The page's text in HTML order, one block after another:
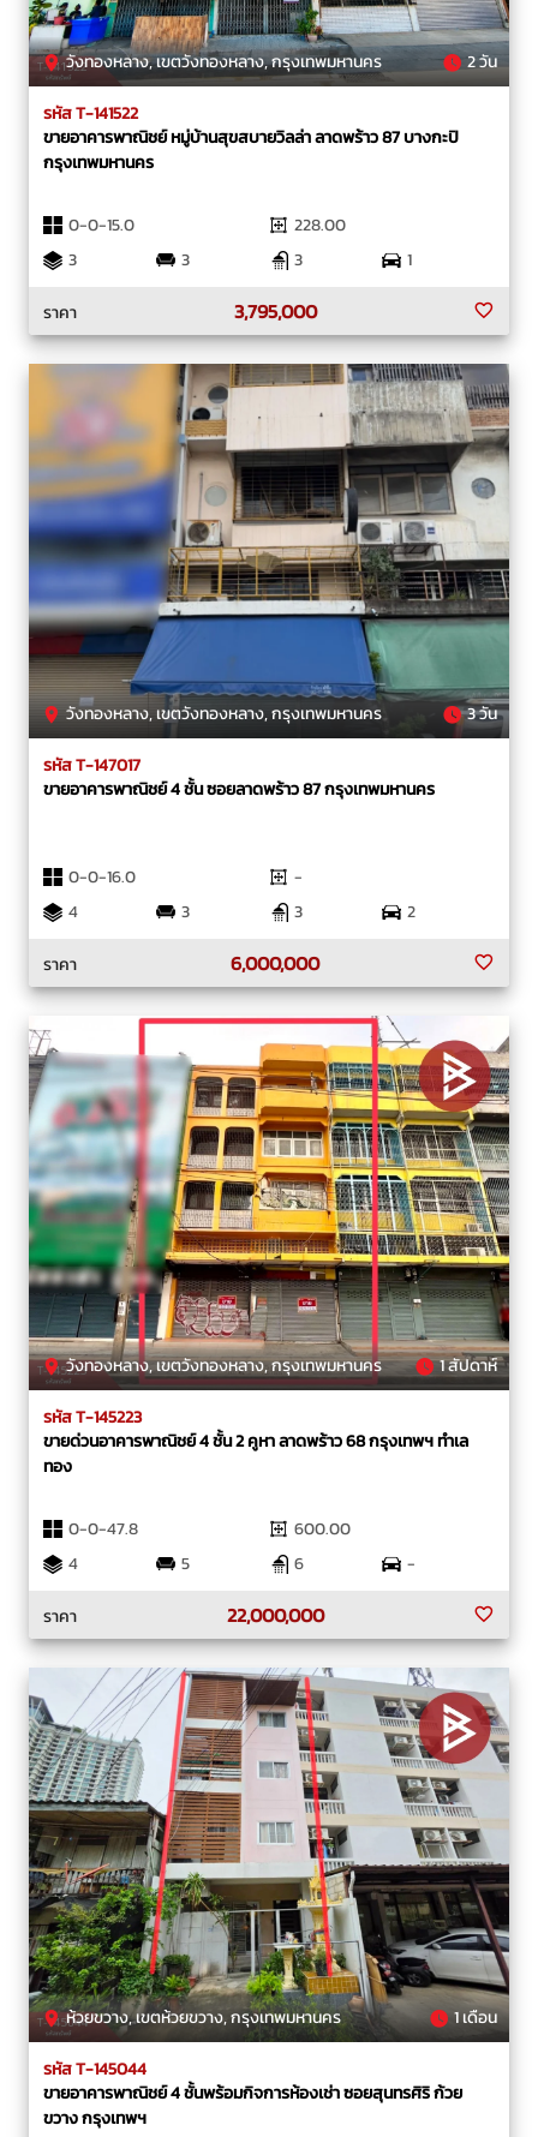
วังทองหลาง, เขตวังทองหลาง, กรุงเทพมหานคร 2 วัน
รหัส T-141522
ขายอาคารพาณิชย์ หมู่บ้านสุขสบายวิลล่า ลาดพร้าว 87 บางกะปิ
กรุงเทพมหานคร
0-0-15.0
228.00
3
3 3
1
ราคา
3,795,000
วังทองหลาง, เขตวังทองหลาง, กรุงเทพมหานคร 3 วัน
รหัส T-147017
ขายอาคารพาณิชย์ 4 ชั้น ซอยลาดพร้าว 87 กรุงเทพมหานคร
0-0-16.0
-
4
3 3
2
ราคา
6,000,000
วังทองหลาง, เขตวังทองหลาง, กรุงเทพมหานคร 1 สัปดาห์
รหัส T-145223
ขายด่วนอาคารพาณิชย์ 4 ชั้น 2 คูหา ลาดพร้าว 68 กรุงเทพฯ ทำเล
ทอง
0-0-47.8
600.00
4
5 6
-
ราคา
22,000,000
ห้วยขวาง, เขตห้วยขวาง, กรุงเทพมหานคร 1 เดือน
รหัส T-145044
ขายอาคารพาณิชย์ 4 ชั้นพร้อมกิจการห้องเช่า ซอยสุนทรศิริ ก้วย
ขวาง กรุงเทพฯ